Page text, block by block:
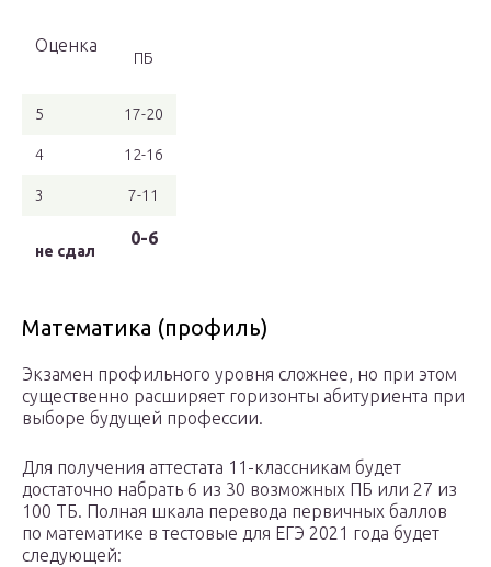
Оценка
ПБ
5 17-20
4 12-16
3 7-11
не сдал
0-6
Математика (профиль)
Экзамен профильного уровня сложнее, но при этом
существенно расширяет горизонты абитуриента при
выборе будущей профессии.
Для получения аттестата 11-классникам будет
достаточно набрать 6 из 30 возможных ПБ или 27 из
100 ТБ. Полная шкала перевода первичных баллов
по математике в тестовые для ЕГЭ 2021 года будет
следующей: